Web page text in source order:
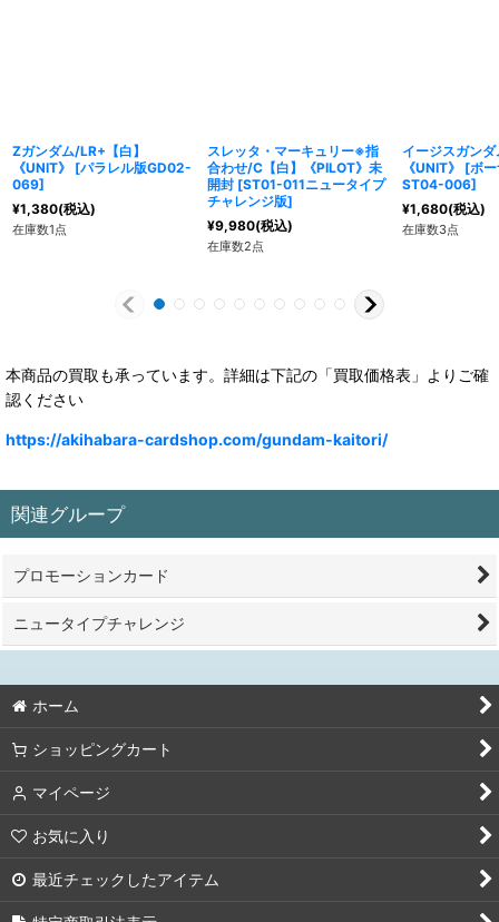
Zガンダム/LR+【白】
《UNIT》
[パラレル版GD02-
069]
¥1,380(税込)
在庫数1点
スレッタ・マーキュリー※指
合わせ/C【白】《PILOT》未
開封 [ST01-011ニュータイプ
チャレンジ版]
¥9,980(税込)
在庫数2点
イージスガン
《UNIT》
[ボ
ST04-006]
¥1,680(税込)
在庫数3点
本商品の買取も承っています。詳細は下記の「買取価格表」よりご確
認ください
https://akihabara-cardshop.com/gundam-kaitori/
関連グループ
プロモーションカード
ニュータイプチャレンジ
ホーム
ショッピングカート
マイページ
お気に入り
最近チェックしたアイテム